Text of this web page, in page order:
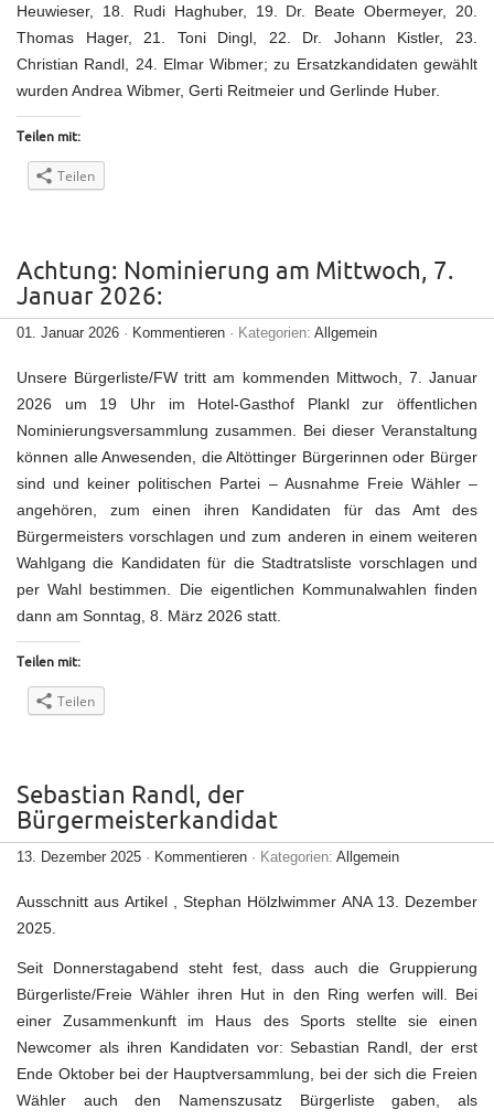
Heuwieser, 18. Rudi Haghuber, 19. Dr. Beate Obermeyer, 20.
Thomas Hager, 21. Toni Dingl, 22. Dr. Johann Kistler, 23.
Christian Randl, 24. Elmar Wibmer; zu Ersatzkandidaten gewählt
wurden Andrea Wibmer, Gerti Reitmeier und Gerlinde Huber.
Teilen mit:
Teilen
Achtung: Nominierung am Mittwoch, 7.
Januar 2026:
01. Januar 2026 · Kommentieren · Kategorien: Allgemein
Unsere Bürgerliste/FW tritt am kommenden Mittwoch, 7. Januar
2026 um 19 Uhr im Hotel-Gasthof Plankl zur öffentlichen
Nominierungsversammlung zusammen. Bei dieser Veranstaltung
können alle Anwesenden, die Altöttinger Bürgerinnen oder Bürger
sind und keiner politischen Partei – Ausnahme Freie Wähler –
angehören, zum einen ihren Kandidaten für das Amt des
Bürgermeisters vorschlagen und zum anderen in einem weiteren
Wahlgang die Kandidaten für die Stadtratsliste vorschlagen und
per Wahl bestimmen. Die eigentlichen Kommunalwahlen finden
dann am Sonntag, 8. März 2026 statt.
Teilen mit:
Teilen
Sebastian Randl, der
Bürgermeisterkandidat
13. Dezember 2025 · Kommentieren · Kategorien: Allgemein
Ausschnitt aus Artikel , Stephan Hölzlwimmer ANA 13. Dezember
2025.
Seit Donnerstagabend steht fest, dass auch die Gruppierung
Bürgerliste/Freie Wähler ihren Hut in den Ring werfen will. Bei
einer Zusammenkunft im Haus des Sports stellte sie einen
Newcomer als ihren Kandidaten vor: Sebastian Randl, der erst
Ende Oktober bei der Hauptversammlung, bei der sich die Freien
Wähler auch den Namenszusatz Bürgerliste gaben, als